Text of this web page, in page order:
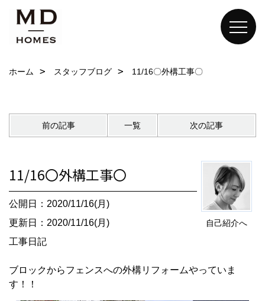
ホーム スタッフブログ 11/16〇外構工事〇
前の記事 一覧 次の記事
自己紹介へ
11/16〇外構工事〇
公開日：2020/11/16(月)
更新日：2020/11/16(月)
工事日記
ブロックからフェンスへの外構リフォームやっていま
す！！